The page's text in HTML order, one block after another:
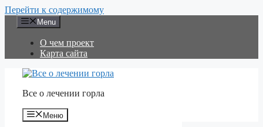
Перейти к содержимому
Menu
О чем проект
Карта сайта
Все о лечении горла
Меню